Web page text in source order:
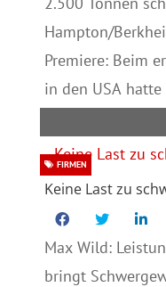
Hampton/
Premiere: Beim
in den USA
Keine Last zu
FIRMEN
Max Wild:
bringt